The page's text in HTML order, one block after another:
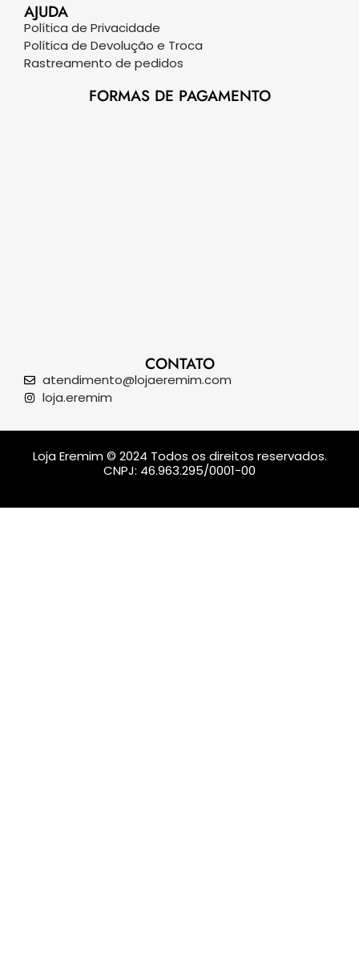
AJUDA
Política de Privacidade
Política de Devolução e Troca
Rastreamento de pedidos
FORMAS DE PAGAMENTO
CONTATO
atendimento@lojaeremim.com
loja.eremim
Loja Eremim © 2024 Todos os direitos reservados.
CNPJ: 46.963.295/0001-00